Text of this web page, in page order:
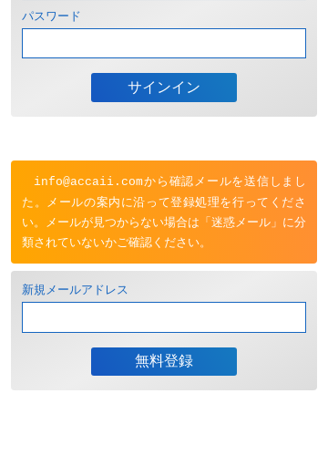
パスワード
info@accaii.comから確認メールを送信しまし
た。メールの案内に沿って登録処理を行ってくださ
い。メールが見つからない場合は「迷惑メール」に分
類されていないかご確認ください。
新規メールアドレス